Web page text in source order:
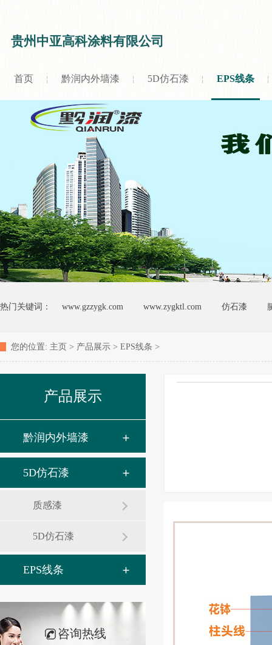
贵州中亚高科涂料有限公司
首页 黔润内外墙漆 5D仿石漆 EPS线条
热门关键词： www.gzzygk.com www.zygktl.com 仿石漆
您的位置: 主页 > 产品展示 > EPS线条 >
产品展示
黔润内外墙漆
5D仿石漆
质感漆
5D仿石漆
EPS线条
咨询热线